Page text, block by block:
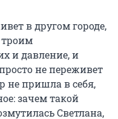
в другом городе,
троим
и давление, и
не переживет
не пришла в себя,
зачем такой
Светлана,